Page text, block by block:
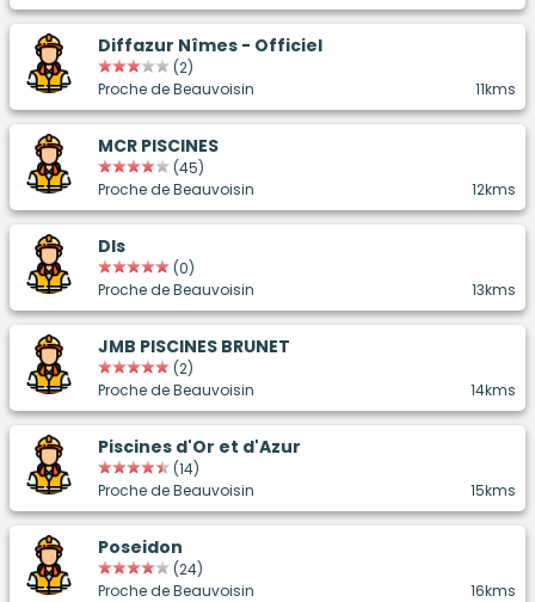
Diffazur Nîmes - Officiel
(2)
Proche de Beauvoisin
11kms
MCR PISCINES
(45)
Proche de Beauvoisin
12kms
Dls
(0)
Proche de Beauvoisin
13kms
JMB PISCINES BRUNET
(2)
Proche de Beauvoisin
14kms
Piscines d'Or et d'Azur
(14)
Proche de Beauvoisin
15kms
Poseidon
(24)
Proche de Beauvoisin
16kms